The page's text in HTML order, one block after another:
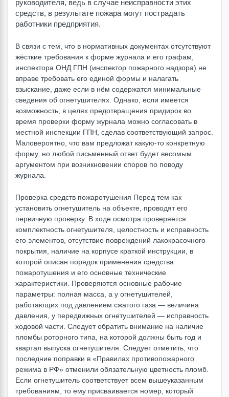
руководителя, ведь в случае неисправности этих
средств, в результате пожара могут пострадать
работники предприятия.
В связи с тем, что в нормативных документах отсутствуют
жёсткие требования к форме журнала и его графам,
инспектора ОНД ГПН (инспектор пожарного надзора) не
вправе требовать его единой формы и налагать
взыскание, даже если в нём содержатся минимальные
сведения об огнетушителях. Однако, если имеется
возможность, в целях предотвращения придирок во
время проверки форму журнала можно согласовать в
местной инспекции ГПН, сделав соответствующий запрос.
Маловероятно, что вам предложат какую-то конкретную
форму, но любой письменный ответ будет весомым
аргументом при возникновении споров по поводу
журнала.
Проверка средств пожаротушения Перед тем как
установить огнетушитель на объекте, проводят его
первичную проверку. В ходе осмотра проверяется
комплектность огнетушителя, целостность и исправность
его элементов, отсутствие повреждений лакокрасочного
покрытия, наличие на корпусе краткой инструкции, в
которой описан порядок применения средства
пожаротушения и его основные технические
характеристики. Проверяются основные рабочие
параметры: полная масса, а у огнетушителей,
работающих под давлением сжатого газа — величина
давления, у передвижных огнетушителей — исправность
ходовой части. Следует обратить внимание на наличие
пломбы роторного типа, на которой должны быть год и
квартал выпуска огнетушителя. Следует отметить, что
последние поправки в «Правилах противопожарного
режима в РФ» отменили обязательную цветность пломб.
Если огнетушитель соответствует всем вышеуказанным
требованиям, то ему присваивается номер, который